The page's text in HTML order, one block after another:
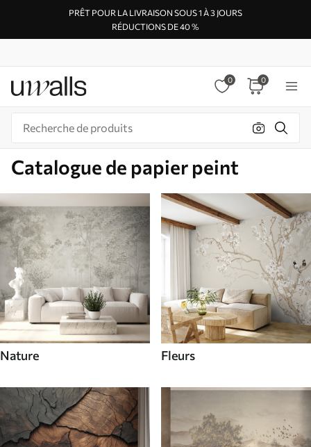
PRÊT POUR LA LIVRAISON SOUS 1 À 3 JOURS
RÉDUCTIONS DE 40 %
0 0
Catalogue de papier peint
Nature Fleurs